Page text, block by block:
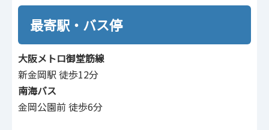
最寄駅・バス停
大阪メトロ御堂筋線
新金岡駅 徒歩12分
南海バス
金岡公園前 徒歩6分